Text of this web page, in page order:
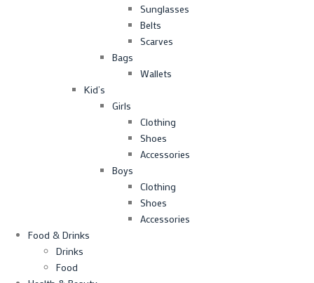
Sunglasses
Belts
Scarves
Bags
Wallets
Kid’s
Girls
Clothing
Shoes
Accessories
Boys
Clothing
Shoes
Accessories
Food & Drinks
Drinks
Food